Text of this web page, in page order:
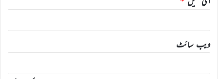
ویب‌ سائٹ